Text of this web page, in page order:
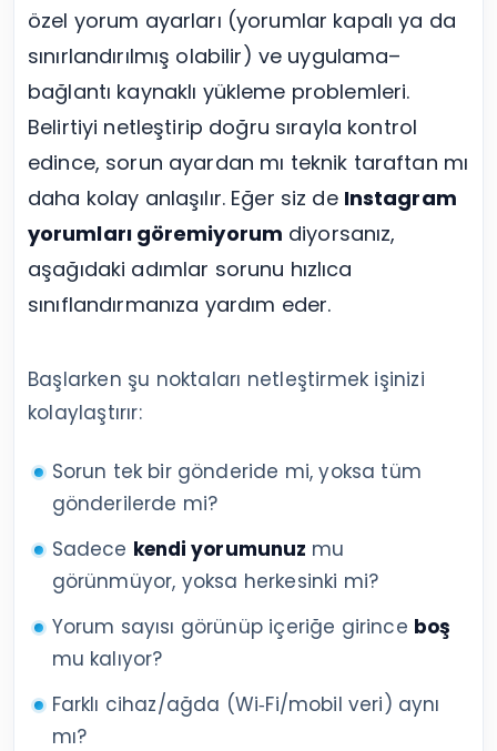
özel yorum ayarları (yorumlar kapalı ya da
sınırlandırılmış olabilir) ve uygulama–
bağlantı kaynaklı yükleme problemleri.
Belirtiyi netleştirip doğru sırayla kontrol
edince, sorun ayardan mı teknik taraftan mı
daha kolay anlaşılır. Eğer siz de Instagram
yorumları göremiyorum diyorsanız,
aşağıdaki adımlar sorunu hızlıca
sınıflandırmanıza yardım eder.
Başlarken şu noktaları netleştirmek işinizi
kolaylaştırır:
Sorun tek bir gönderide mi, yoksa tüm
gönderilerde mi?
Sadece kendi yorumunuz mu
görünmüyor, yoksa herkesinki mi?
Yorum sayısı görünüp içeriğe girince boş
mu kalıyor?
Farklı cihaz/ağda (Wi‑Fi/mobil veri) aynı
mı?